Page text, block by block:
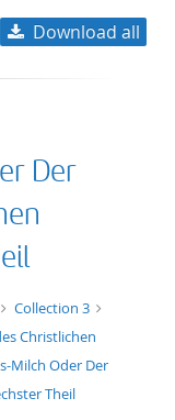
title descending
format ascending
format
publication date
Download all
Der
Collection 3
Christlichen
Milch Oder Der
Theil